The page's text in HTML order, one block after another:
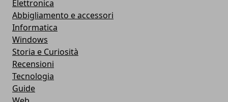
Elettronica
Abbigliamento e accessori
Informatica
Windows
Storia e Curiosità
Recensioni
Tecnologia
Guide